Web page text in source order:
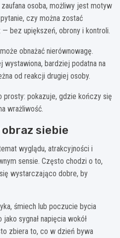
osoba, możliwy jest motyw
czy można zostać
bez upiększeń, obrony i kontroli.
obnażać nierównowagę.
bardziej podatna na
od reakcji drugiej osoby.
prosty: pokazuje, gdzie kończy się
wrażliwość.
obraz siebie
wyglądu, atrakcyjności i
sensie. Często chodzi o to,
wystarczająco dobre, by
śmiech lub poczucie bycia
sygnał napięcia wokół
zbiera to, co w dzień bywa